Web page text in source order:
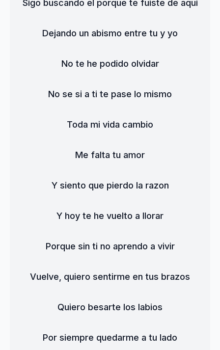
Sigo buscando el porque te fuiste de aqui
Dejando un abismo entre tu y yo
No te he podido olvidar
No se si a ti te pase lo mismo
Toda mi vida cambio
Me falta tu amor
Y siento que pierdo la razon
Y hoy te he vuelto a llorar
Porque sin ti no aprendo a vivir
Vuelve, quiero sentirme en tus brazos
Quiero besarte los labios
Por siempre quedarme a tu lado